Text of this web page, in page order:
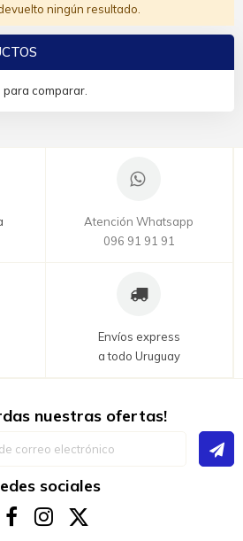
ningún resultado.
comparar.
Atención Whatsapp
096 91 91 91
Envíos express
a todo Uruguay
nuestras ofertas!
sociales